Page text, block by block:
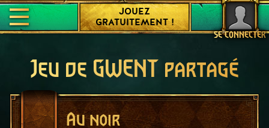
SE CONNECTER
JOUEZ
GRATUITEMENT !
Jeu de GWENT partagé
Au noir